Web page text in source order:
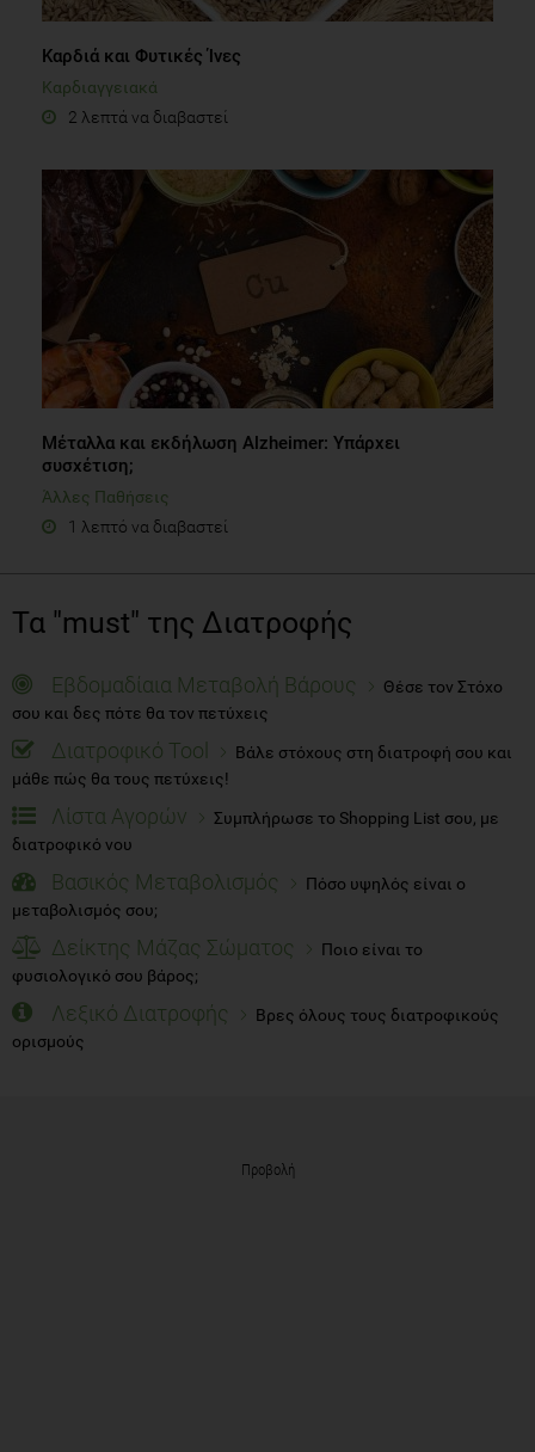
Καρδιά και Φυτικές Ίνες
Καρδιαγγειακά
2 λεπτά να διαβαστεί
Μέταλλα και εκδήλωση Alzheimer: Υπάρχει
συσχέτιση;
Άλλες Παθήσεις
1 λεπτό να διαβαστεί
Τα "must" της Διατροφής
Εβδομαδίαια Μεταβολή Βάρους
Θέσε τον Στόχο
σου και δες πότε θα τον πετύχεις
Διατροφικό Tool
Βάλε στόχους στη διατροφή σου και
μάθε πώς θα τους πετύχεις!
Λίστα Αγορών
Συμπλήρωσε το Shopping List σου, με
διατροφικό νου
Βασικός Μεταβολισμός
Πόσο υψηλός είναι ο
μεταβολισμός σου;
Δείκτης Μάζας Σώματος
Ποιο είναι το
φυσιολογικό σου βάρος;
Λεξικό Διατροφής
Βρες όλους τους διατροφικούς
ορισμούς
Προβολή